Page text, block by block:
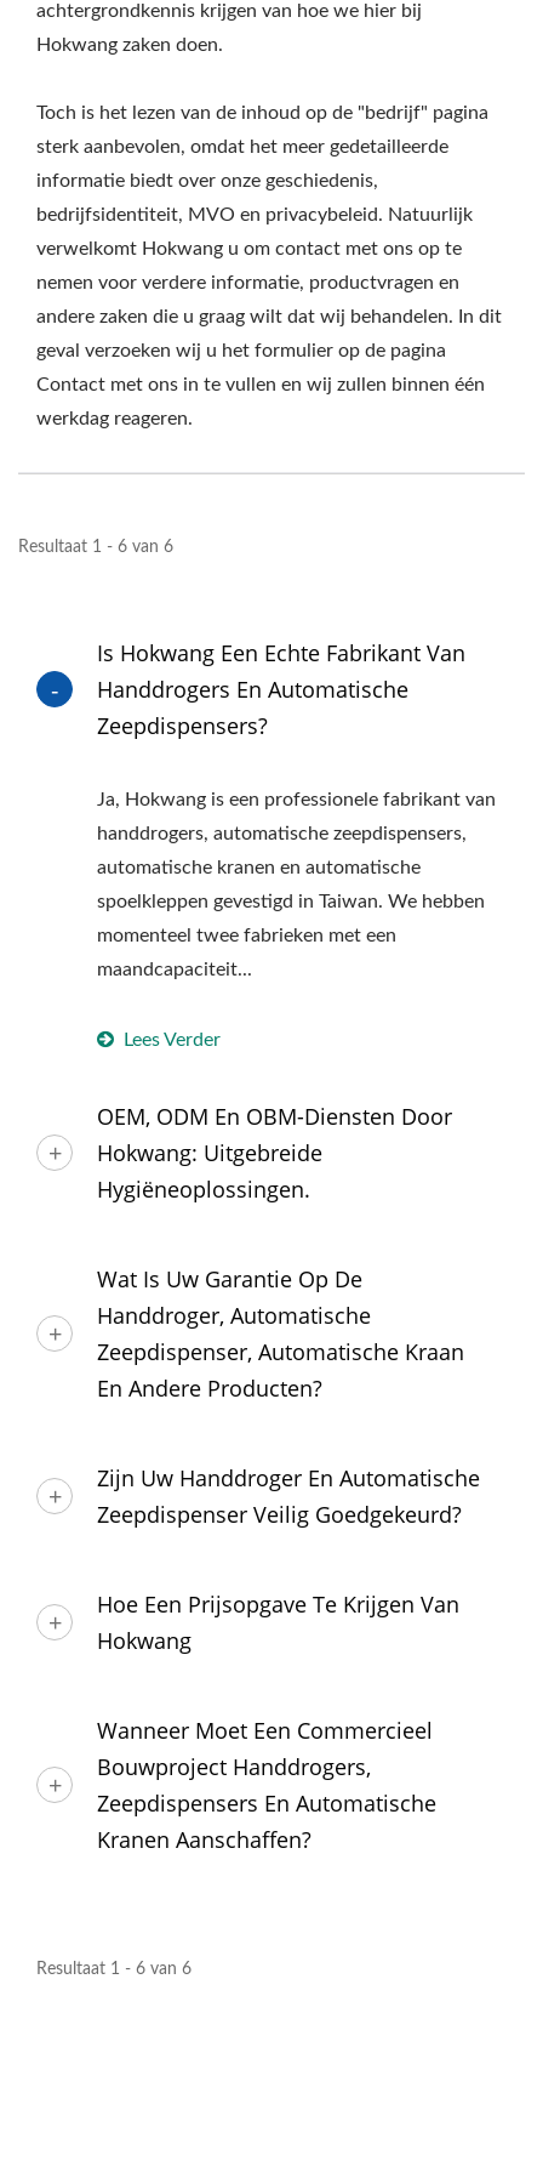
achtergrondkennis krijgen van hoe we hier bij
Hokwang zaken doen.
Toch is het lezen van de inhoud op de "bedrijf" pagina
sterk aanbevolen, omdat het meer gedetailleerde
informatie biedt over onze geschiedenis,
bedrijfsidentiteit, MVO en privacybeleid. Natuurlijk
verwelkomt Hokwang u om contact met ons op te
nemen voor verdere informatie, productvragen en
andere zaken die u graag wilt dat wij behandelen. In dit
geval verzoeken wij u het formulier op de pagina
Contact met ons in te vullen en wij zullen binnen één
werkdag reageren.
Resultaat 1 - 6 van 6
Is Hokwang Een Echte Fabrikant Van
Handdrogers En Automatische
Zeepdispensers?
Ja, Hokwang is een professionele fabrikant van
handdrogers, automatische zeepdispensers,
automatische kranen en automatische
spoelkleppen gevestigd in Taiwan. We hebben
momenteel twee fabrieken met een
maandcapaciteit...
Lees Verder
OEM, ODM En OBM-Diensten Door
Hokwang: Uitgebreide
Hygiëneoplossingen.
Wat Is Uw Garantie Op De
Handdroger, Automatische
Zeepdispenser, Automatische Kraan
En Andere Producten?
Zijn Uw Handdroger En Automatische
Zeepdispenser Veilig Goedgekeurd?
Hoe Een Prijsopgave Te Krijgen Van
Hokwang
Wanneer Moet Een Commercieel
Bouwproject Handdrogers,
Zeepdispensers En Automatische
Kranen Aanschaffen?
Resultaat 1 - 6 van 6